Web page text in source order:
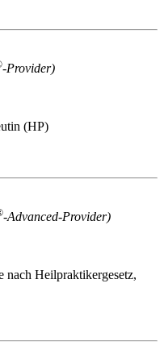
‑Provider)
(HP)
‑Advanced-Provider)
nach Heilpraktikergesetz,